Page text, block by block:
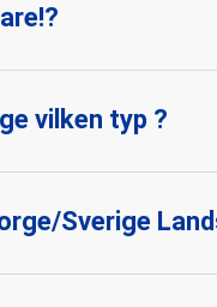
vilken typ ?
Sverige